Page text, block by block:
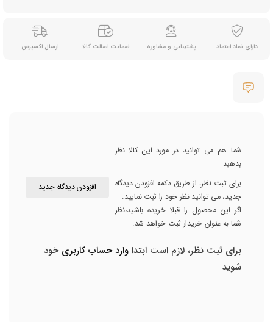
دارای نماد اعتماد پشتیبانی و مشاوره ضمانت اصالت کالا ارسال اکسپرس
شما هم می توانید در مورد این کالا نظر
بدهید
برای ثبت نظر، از طریق دکمه افزودن دیدگاه
جدید، می توانید نظر خود را ثبت نمایید.
اگر این محصول را قبلا خریده باشید،نظر
شما به عنوان خریدار ثبت خواهد شد.
افزودن دیدگاه جدید
برای ثبت نظر، لازم است ابتدا وارد حساب کاربریخود
شوید